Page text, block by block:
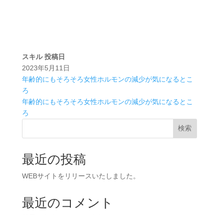
スキル 投稿日
2023年5月11日
年齢的にもそろそろ女性ホルモンの減少が気になるとこ
ろ
年齢的にもそろそろ女性ホルモンの減少が気になるとこ
ろ
検索
最近の投稿
WEBサイトをリリースいたしました。
最近のコメント